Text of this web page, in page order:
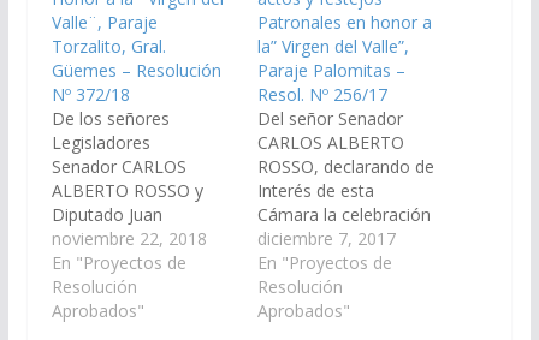
Valle¨, Paraje
Torzalito, Gral.
Güemes – Resolución
Nº 372/18
De los señores
Legisladores
Senador CARLOS
ALBERTO ROSSO y
Diputado Juan
Fernández, declarando
de Interés de esta
Cámara la celebración
de los actos y festejos
noviembre 22, 2018
En "Proyectos de
Resolución
Aprobados"
Patronales en honor a
la” Virgen del Valle”,
Paraje Palomitas –
Resol. Nº 256/17
Del señor Senador
CARLOS ALBERTO
ROSSO, declarando de
Interés de esta
Cámara la celebración
de los actos y festejos
Patronales en honor a
la" Virgen del Valle", a
realizarse el día 08 de
diciembre 7, 2017
En "Proyectos de
Resolución
Aprobados"